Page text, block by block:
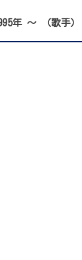
年 〜 （歌手）